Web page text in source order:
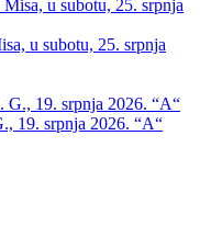
u subotu, 25. srpnja
19. srpnja 2026. “A“